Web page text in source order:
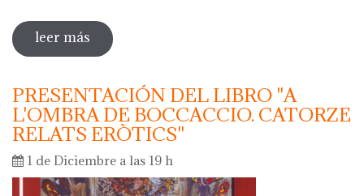
leer más sobre noche de los museos. noche de
cantos con la coral llaç d'amistat
PRESENTACIÓN DEL LIBRO "A
L'OMBRA DE BOCCACCIO. CATORZE
RELATS ERÒTICS"
1 de Diciembre a las 19 h